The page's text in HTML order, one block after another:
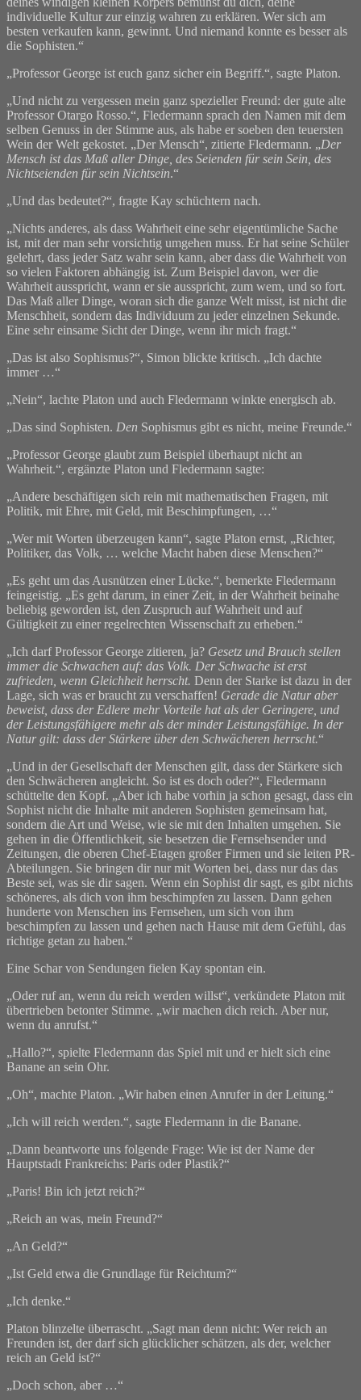
individuelle Kultur zur einzig wahren zu erklären. Wer sich am
besten verkaufen kann, gewinnt. Und niemand konnte es besser als
die Sophisten.“
„Professor George ist euch ganz sicher ein Begriff.“, sagte Platon.
„Und nicht zu vergessen mein ganz spezieller Freund: der gute alte
Professor Otargo Rosso.“, Fledermann sprach den Namen mit dem
selben Genuss in der Stimme aus, als habe er soeben den teuersten
Wein der Welt gekostet. „Der Mensch“, zitierte Fledermann. „Der
Mensch ist das Maß aller Dinge, des Seienden für sein Sein, des
Nichtseienden für sein Nichtsein.“
„Und das bedeutet?“, fragte Kay schüchtern nach.
„Nichts anderes, als dass Wahrheit eine sehr eigentümliche Sache
ist, mit der man sehr vorsichtig umgehen muss. Er hat seine Schüler
gelehrt, dass jeder Satz wahr sein kann, aber dass die Wahrheit von
so vielen Faktoren abhängig ist. Zum Beispiel davon, wer die
Wahrheit ausspricht, wann er sie ausspricht, zum wem, und so fort.
Das Maß aller Dinge, woran sich die ganze Welt misst, ist nicht die
Menschheit, sondern das Individuum zu jeder einzelnen Sekunde.
Eine sehr einsame Sicht der Dinge, wenn ihr mich fragt.“
„Das ist also Sophismus?“, Simon blickte kritisch. „Ich dachte
immer …“
„Nein“, lachte Platon und auch Fledermann winkte energisch ab.
„Das sind Sophisten. Den Sophismus gibt es nicht, meine Freunde.“
„Professor George glaubt zum Beispiel überhaupt nicht an
Wahrheit.“, ergänzte Platon und Fledermann sagte:
„Andere beschäftigen sich rein mit mathematischen Fragen, mit
Politik, mit Ehre, mit Geld, mit Beschimpfungen, …“
„Wer mit Worten überzeugen kann“, sagte Platon ernst, „Richter,
Politiker, das Volk, … welche Macht haben diese Menschen?“
„Es geht um das Ausnützen einer Lücke.“, bemerkte Fledermann
feingeistig. „Es geht darum, in einer Zeit, in der Wahrheit beinahe
beliebig geworden ist, den Zuspruch auf Wahrheit und auf
Gültigkeit zu einer regelrechten Wissenschaft zu erheben.“
„Ich darf Professor George zitieren, ja? Gesetz und Brauch stellen
immer die Schwachen auf: das Volk. Der Schwache ist erst
zufrieden, wenn Gleichheit herrscht. Denn der Starke ist dazu in der
Lage, sich was er braucht zu verschaffen! Gerade die Natur aber
beweist, dass der Edlere mehr Vorteile hat als der Geringere, und
der Leistungsfähigere mehr als der minder Leistungsfähige. In der
Natur gilt: dass der Stärkere über den Schwächeren herrscht.“
„Und in der Gesellschaft der Menschen gilt, dass der Stärkere sich
den Schwächeren angleicht. So ist es doch oder?“, Fledermann
schüttelte den Kopf. „Aber ich habe vorhin ja schon gesagt, dass ein
Sophist nicht die Inhalte mit anderen Sophisten gemeinsam hat,
sondern die Art und Weise, wie sie mit den Inhalten umgehen. Sie
gehen in die Öffentlichkeit, sie besetzen die Fernsehsender und
Zeitungen, die oberen Chef-Etagen großer Firmen und sie leiten PR-
Abteilungen. Sie bringen dir nur mit Worten bei, dass nur das das
Beste sei, was sie dir sagen. Wenn ein Sophist dir sagt, es gibt nichts
schöneres, als dich von ihm beschimpfen zu lassen. Dann gehen
hunderte von Menschen ins Fernsehen, um sich von ihm
beschimpfen zu lassen und gehen nach Hause mit dem Gefühl, das
richtige getan zu haben.“
Eine Schar von Sendungen fielen Kay spontan ein.
„Oder ruf an, wenn du reich werden willst“, verkündete Platon mit
übertrieben betonter Stimme. „wir machen dich reich. Aber nur,
wenn du anrufst.“
„Hallo?“, spielte Fledermann das Spiel mit und er hielt sich eine
Banane an sein Ohr.
„Oh“, machte Platon. „Wir haben einen Anrufer in der Leitung.“
„Ich will reich werden.“, sagte Fledermann in die Banane.
„Dann beantworte uns folgende Frage: Wie ist der Name der
Hauptstadt Frankreichs: Paris oder Plastik?“
„Paris! Bin ich jetzt reich?“
„Reich an was, mein Freund?“
„An Geld?“
„Ist Geld etwa die Grundlage für Reichtum?“
„Ich denke.“
Platon blinzelte überrascht. „Sagt man denn nicht: Wer reich an
Freunden ist, der darf sich glücklicher schätzen, als der, welcher
reich an Geld ist?“
„Doch schon, aber …“